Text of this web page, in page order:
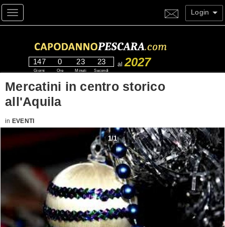
Toggle navigation Login
147
Giorni
0
Ore
23
Minuti
23
Secondi
al 2027
Mercatini in centro storico
all'Aquila
in EVENTI
1/1